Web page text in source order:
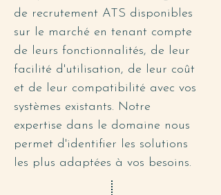
de recrutement ATS disponibles
sur le marché en tenant compte
de leurs fonctionnalités, de leur
facilité d'utilisation, de leur coût
et de leur compatibilité avec vos
systèmes existants. Notre
expertise dans le domaine nous
permet d'identifier les solutions
les plus adaptées à vos besoins.